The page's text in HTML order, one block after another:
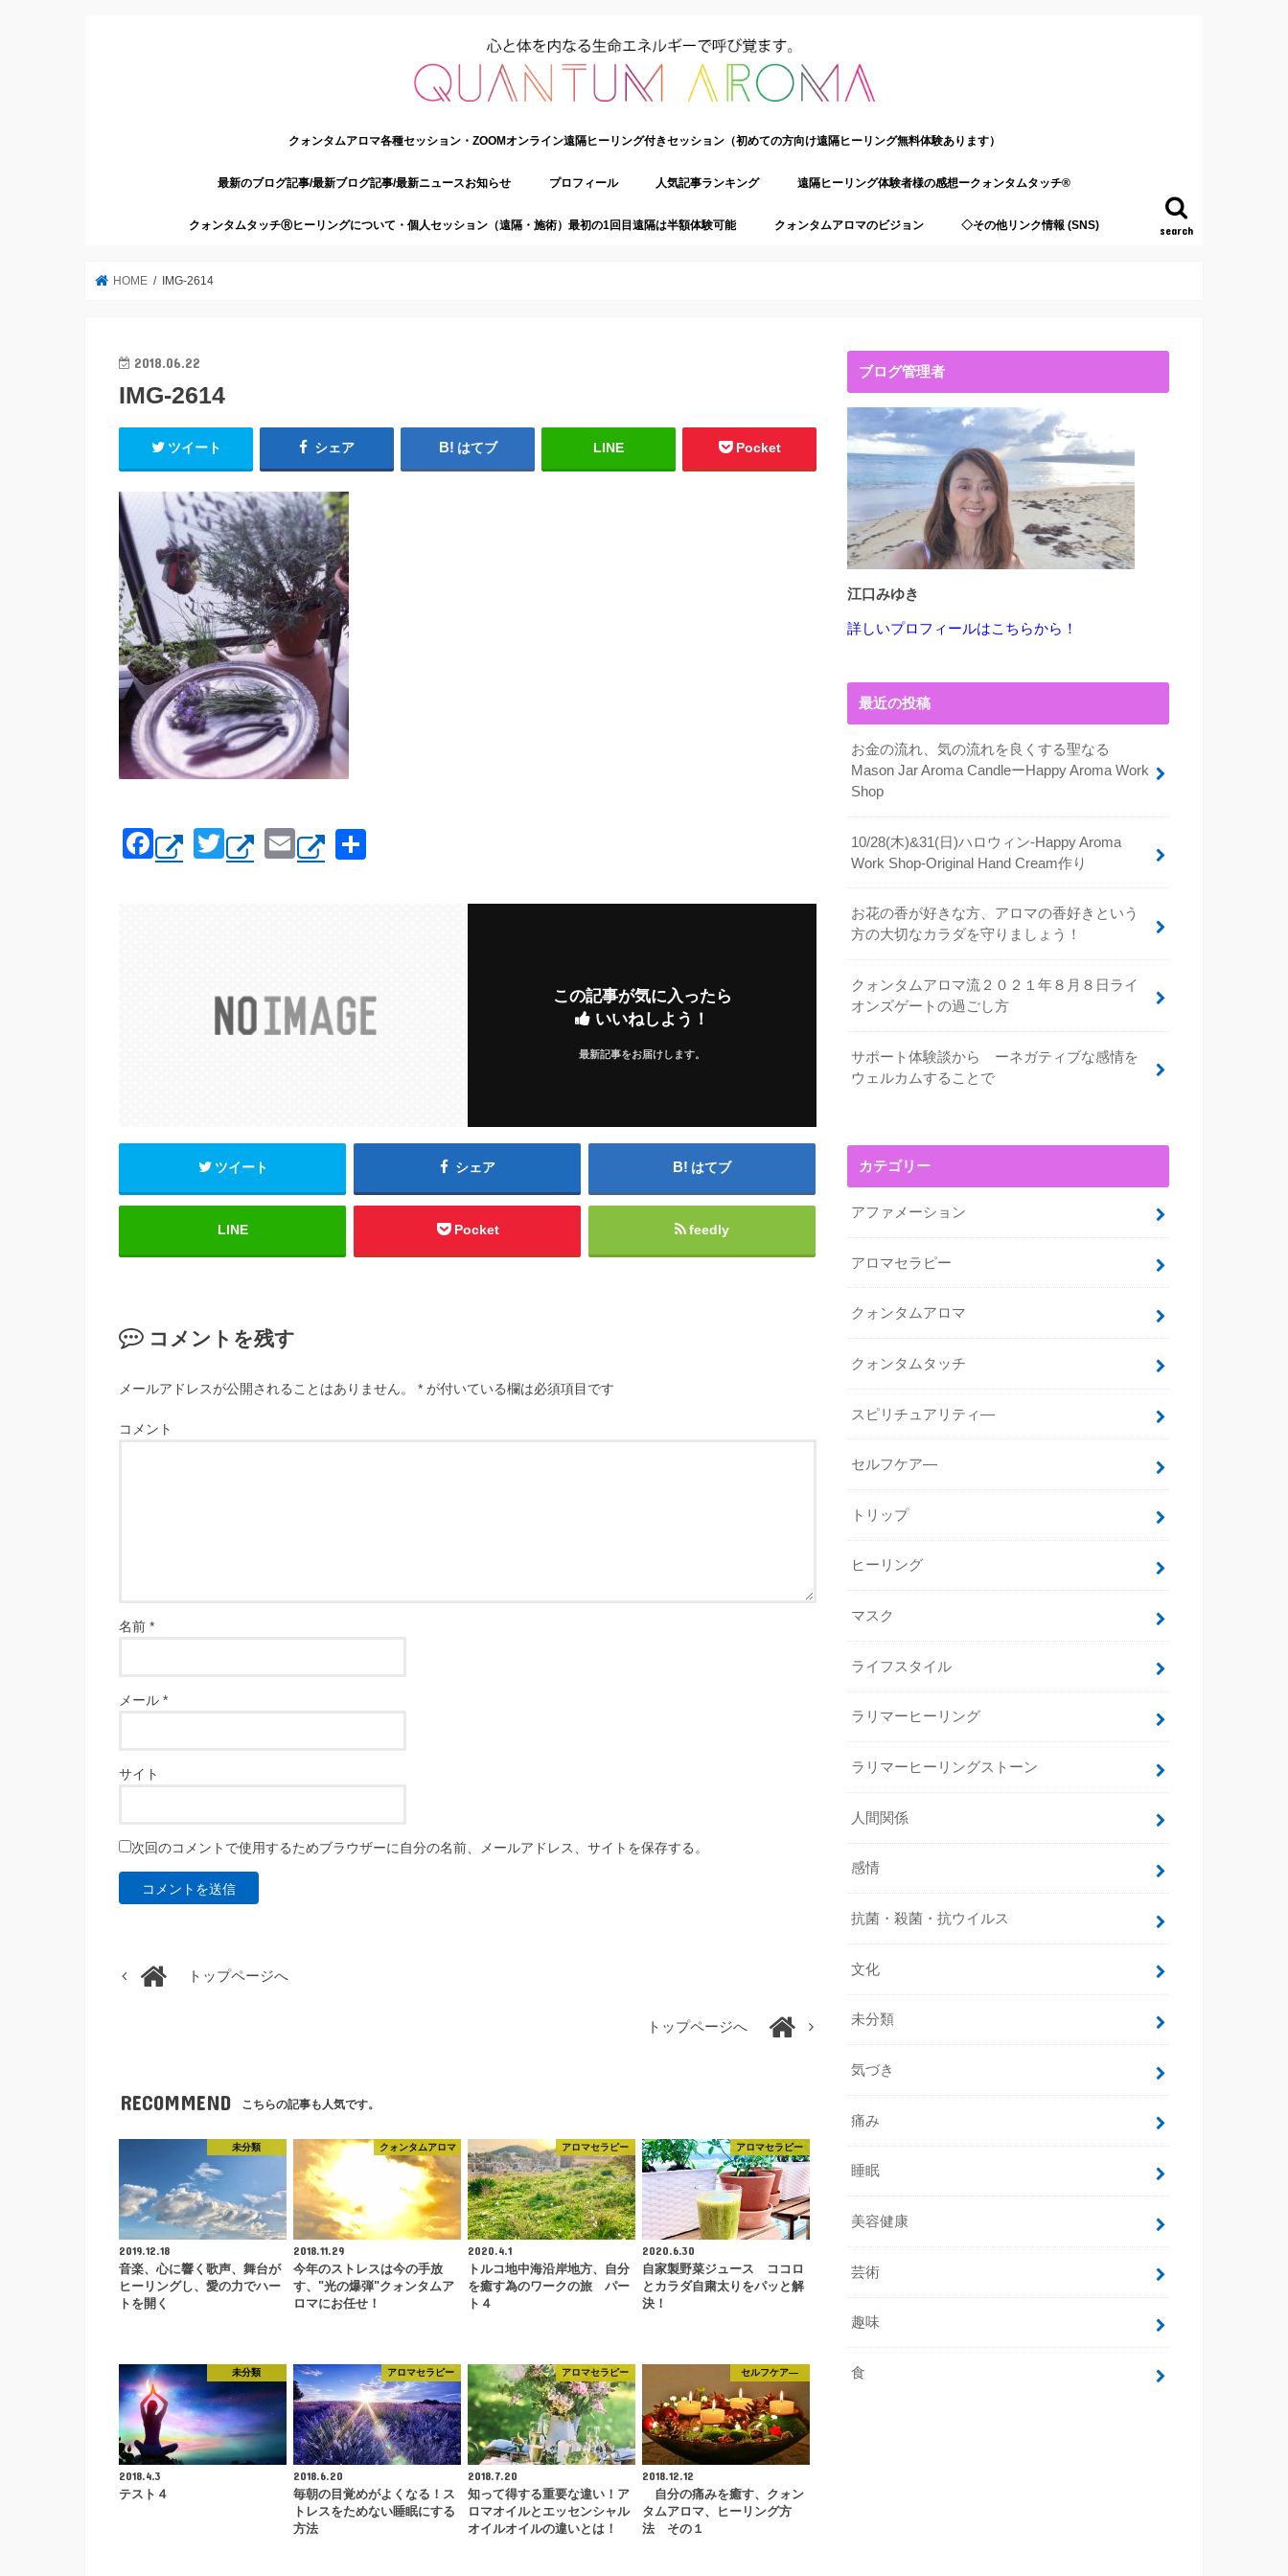
search
クォンタムアロマ各種セッション・ZOOMオンライン遠隔ヒーリング付きセッション（初めての方向け遠隔ヒーリング無料体験あります）
最新のブログ記事/最新ブログ記事/最新ニュースお知らせ プロフィール 人気記事ランキング 遠隔ヒーリング体験者様の感想ークォンタムタッチ®
クォンタムタッチⓇヒーリングについて・個人セッション（遠隔・施術）最初の1回目遠隔は半額体験可能 クォンタムアロマのビジョン ◇その他リンク情報 (SNS)
HOME IMG-2614
2018.06.22
IMG-2614
ツイート シェア はてブ LINE Pocket
F
a
T
wi
E
m
この記事が気に入ったら
いいねしよう！
最新記事をお届けします。
ツイート シェア はてブ
LINE Pocket feedly
コメントを残す
メールアドレスが公開されることはありません。 * が付いている欄は必須項目です
コメント
名前 *
メール *
サイト
次回のコメントで使用するためブラウザーに自分の名前、メールアドレス、サイトを保存する。
トップページへ
トップページへ
RECOMMEND こちらの記事も人気です。
未分類
2019.12.18
音楽、心に響く歌声、舞台が
ヒーリングし、愛の力でハー
トを開く
クォンタムアロマ
2018.11.29
今年のストレスは今の手放
す、"光の爆弾"クォンタムア
ロマにお任せ！
アロマセラピー
2020.4.1
トルコ地中海沿岸地方、自分
を癒す為のワークの旅 パー
ト４
アロマセラピー
2020.6.30
自家製野菜ジュース ココロ
とカラダ自粛太りをパッと解
決！
未分類
2018.4.3
テスト４
アロマセラピー
2018.6.20
毎朝の目覚めがよくなる！ス
トレスをためない睡眠にする
方法
アロマセラピー
2018.7.20
知って得する重要な違い！ア
ロマオイルとエッセンシャル
オイルオイルの違いとは！
セルフケア―
2018.12.12
自分の痛みを癒す、クォン
タムアロマ、ヒーリング方
法 その１
ブログ管理者
江口みゆき
詳しいプロフィールはこちらから！
最近の投稿
お金の流れ、気の流れを良くする聖なる
Mason Jar Aroma CandleーHappy Aroma Work
Shop
10/28(木)&31(日)ハロウィン-Happy Aroma
Work Shop-Original Hand Cream作り
お花の香が好きな方、アロマの香好きという
方の大切なカラダを守りましょう！
クォンタムアロマ流２０２１年８月８日ライ
オンズゲートの過ごし方
サポート体験談から ーネガティブな感情を
ウェルカムすることで
カテゴリー
アファメーション
アロマセラピー
クォンタムアロマ
クォンタムタッチ
スピリチュアリティ―
セルフケア―
トリップ
ヒーリング
マスク
ライフスタイル
ラリマーヒーリング
ラリマーヒーリングストーン
人間関係
感情
抗菌・殺菌・抗ウイルス
文化
未分類
気づき
痛み
睡眠
美容健康
芸術
趣味
食